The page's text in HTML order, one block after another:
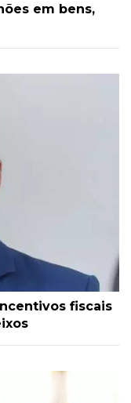
em bens,
fiscais